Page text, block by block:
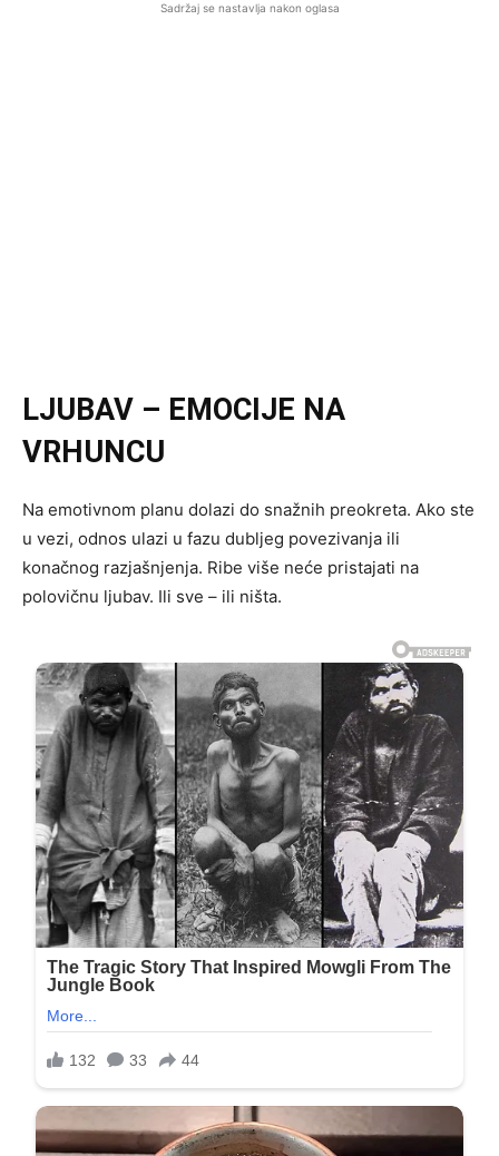
Sadržaj se nastavlja nakon oglasa
LJUBAV – EMOCIJE NA
VRHUNCU
Na emotivnom planu dolazi do snažnih preokreta. Ako ste
u vezi, odnos ulazi u fazu dubljeg povezivanja ili
konačnog razjašnjenja. Ribe više neće pristajati na
polovičnu ljubav. Ili sve – ili ništa.